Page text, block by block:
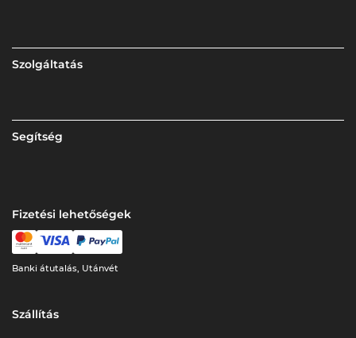
Szolgáltatás
Segítség
Fizetési lehetőségek
Banki átutalás, Utánvét
Szállítás